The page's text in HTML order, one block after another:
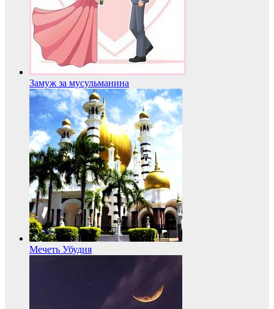
Замуж за мусульманина
Мечеть Убудия